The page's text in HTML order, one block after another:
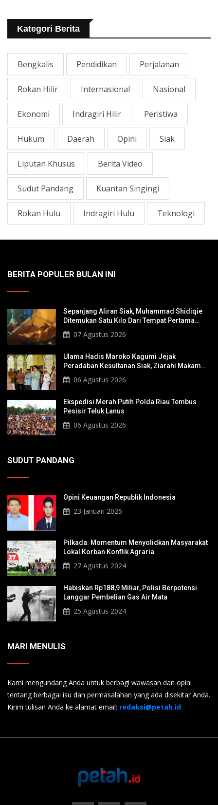
Kategori Berita
Bengkalis Pendidikan Perjalanan
Rokan Hilir Internasional Nasional
Ekonomi Indragiri Hilir Peristiwa
Hukum Daerah Opini Siak
Liputan Khusus Berita Video
Sudut Pandang Kuantan Singingi
Rokan Hulu Indragiri Hulu Teknologi
BERITA POPULER BULAN INI
Sepanjang Aliran Siak, Muhammad Shidiqie
Ditemukan Satu Kilo Dari Tempat Pertama
Tenggelam
07 Agustus 2026
Ulama Hadis Maroko Kagumi Jejak
Peradaban Kesultanan Siak, Ziarahi Makam
Sultan Hingga Pendiri Pekanbaru
06 Agustus 2026
Ekspedisi Merah Putih Polda Riau Tembus
Pesisir Teluk Lanus
06 Agustus 2026
SUDUT PANDANG
Opini Keuangan Republik Indonesia
23 Januari 2025
Pilkada: Momentum Menyolidkan Masyarakat
Lokal Korban Konflik Agraria
27 Agustus 2024
Habiskan Rp188,9 Miliar, Polisi Berpotensi
Langgar Pembelian Gas Air Mata
25 Agustus 2024
MARI MENULIS
Kami mengundang Anda untuk berbagi wawasan dan opini
tentang berbagai isu dan permasalahan yang ada disekitar Anda.
Kirim tulisan Anda ke alamat email: redaksi@petah.id